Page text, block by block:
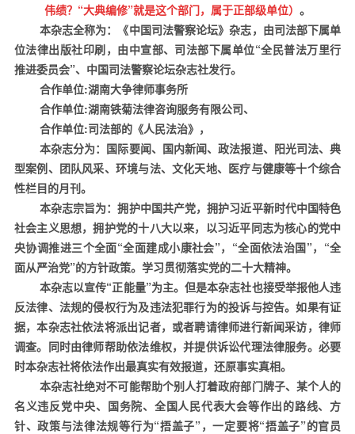
伟绩？“大典编修”就是这个部门，属于正部级单位） 。
本杂志全称为：《中国司法警察论坛》杂志，由司法部下属单
位法律出版社印刷，由中宣部、司法部下属单位“全民普法万里行
推进委员会”、中国司法警察论坛杂志社发行。
合作单位:湖南大争律师事务所
合作单位:湖南铁菊法律咨询服务有限公司、
合作单位:司法部的《人民法治》 ，
本杂志分为：国际要闻、国内新闻、政法报道、阳光司法、典
型案例、团队风采、环境与法、文化天地、医疗与健康等十个综合
性栏目的月刊。
本杂志宗旨为：拥护中国共产党，拥护习近平新时代中国特色
社会主义思想，拥护党的十八大以来，以习近平同志为核心的党中
央协调推进三个全面“全面建成小康社会”，“全面依法治国”，“全
面从严治党”的方针政策。学习贯彻落实党的二十大精神。
本杂志以宣传“正能量”为主。但是本杂志社也接受举报他人违
反法律、法规的侵权行为及违法犯罪行为的投诉与控告。如果有证
据，本杂志社依法将派出记者，或者聘请律师进行新闻采访，律师
调查。同时由律师帮助依法维权，并提供诉讼代理法律服务。必要
时本杂志社将依法作出最真实有效报道，还原事实真相。
本杂志社绝对不可能帮助个别人打着政府部门牌子、某个人的
名义违反党中央、国务院、全国人民代表大会等作出的路线、方
针、政策与法律法规等行为“捂盖子”，一定要将“捂盖子”的官员